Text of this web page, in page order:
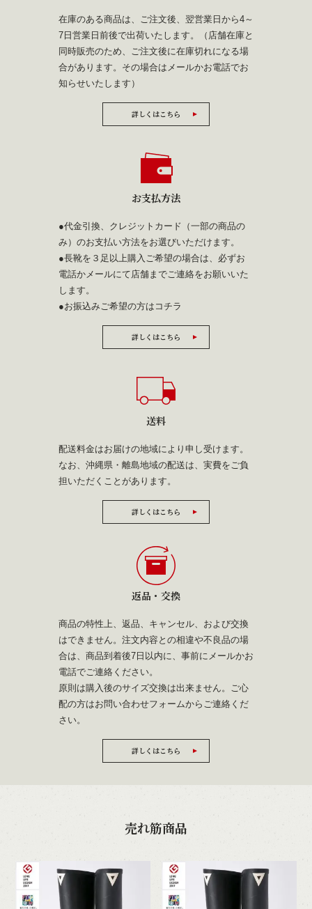
在庫のある商品は、ご注文後、翌営業日から4～
7日営業日前後で出荷いたします。（店舗在庫と
同時販売のため、ご注文後に在庫切れになる場
合があります。その場合はメールかお電話でお
知らせいたします）
詳しくはこちら
お支払方法
●代金引換、クレジットカード（一部の商品の
み）のお支払い方法をお選びいただけます。
●長靴を３足以上購入ご希望の場合は、必ずお
電話かメールにて店舗までご連絡をお願いいた
します。
●お振込みご希望の方は コチラ
詳しくはこちら
送料
配送料金はお届けの地域により申し受けます。
なお、沖縄県・離島地域の配送は、実費をご負
担いただくことがあります。
詳しくはこちら
返品・交換
商品の特性上、返品、キャンセル、および交換
はできません。注文内容との相違や不良品の場
合は、商品到着後7日以内に、事前にメールかお
電話でご連絡ください。
原則は購入後のサイズ交換は出来ません。ご心
配の方はお問い合わせフォームからご連絡くだ
さい。
詳しくはこちら
売れ筋商品